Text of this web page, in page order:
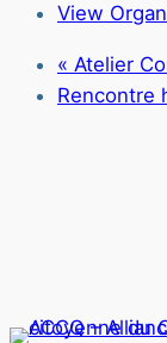
View
« Atelier
Rencontre